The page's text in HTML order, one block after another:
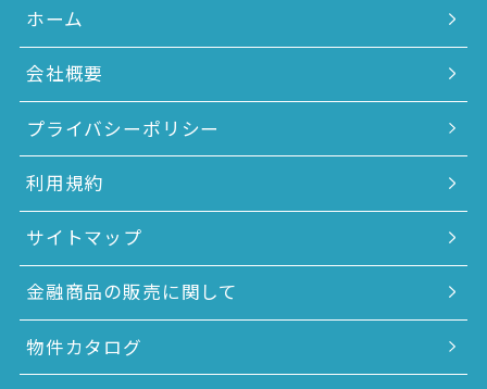
ホーム
会社概要
プライバシーポリシー
利用規約
サイトマップ
金融商品の販売に関して
物件カタログ